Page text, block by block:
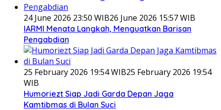
24 June 2026 23:50 WIB26 June 2026 15:57 WIB
IARMI Menata Langkah, Menguatkan Barisan
Pengabdian
25 February 2026 19:54 WIB25 February 2026 19:54
WIB
Humoriezt Siap Jadi Garda Depan Jaga
Kamtibmas di Bulan Suci